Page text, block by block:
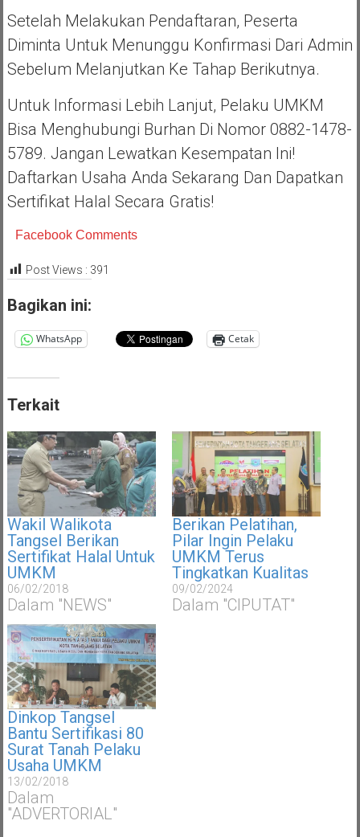
Setelah Melakukan Pendaftaran, Peserta
Diminta Untuk Menunggu Konfirmasi Dari Admin
Sebelum Melanjutkan Ke Tahap Berikutnya.
Untuk Informasi Lebih Lanjut, Pelaku UMKM
Bisa Menghubungi Burhan Di Nomor 0882-1478-
5789. Jangan Lewatkan Kesempatan Ini!
Daftarkan Usaha Anda Sekarang Dan Dapatkan
Sertifikat Halal Secara Gratis!
Facebook Comments
Post Views : 391
Bagikan ini:
WhatsApp Cetak
Terkait
Wakil Walikota
Tangsel Berikan
Sertifikat Halal Untuk
UMKM
06/02/2018
Dalam "NEWS"
Berikan Pelatihan,
Pilar Ingin Pelaku
UMKM Terus
Tingkatkan Kualitas
09/02/2024
Dalam "CIPUTAT"
Dinkop Tangsel
Bantu Sertifikasi 80
Surat Tanah Pelaku
Usaha UMKM
13/02/2018
Dalam
"ADVERTORIAL"